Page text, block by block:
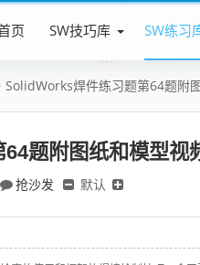
页 SW技巧库 SW练习
SolidWorks焊件练习题第64题附
题附图纸和模型视
抢沙发 默认